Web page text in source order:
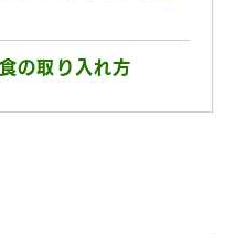
の取り入れ方